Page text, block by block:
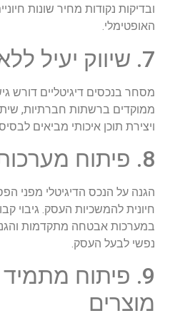
ובדיקות נקודות מחיר שונות
האופטימלי.
7. שיווק יעיל ללא הפרעה
מסחר בנכסים דיגיטליים דורש
ממוקדים ברשתות חברתיות,
ויצירת תוכן איכותי מביאים
8. פיתוח מערכות גיבוי ואבטחה
הגנה על הנכס הדיגיטלי מפני
חיונית להמשכיות העסק. גיבוי
במערכות אבטחה מתקדמות
נפשי לבעל העסק.
9. פיתוח מתמיד
מוצרים